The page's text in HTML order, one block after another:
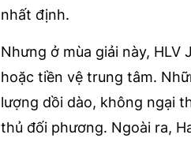
nhất định.
Nhưng ở mùa giải này,
hoặc tiền vệ trung tâm.
lượng dồi dào, không ngại
thủ đối phương. Ngoài ra,